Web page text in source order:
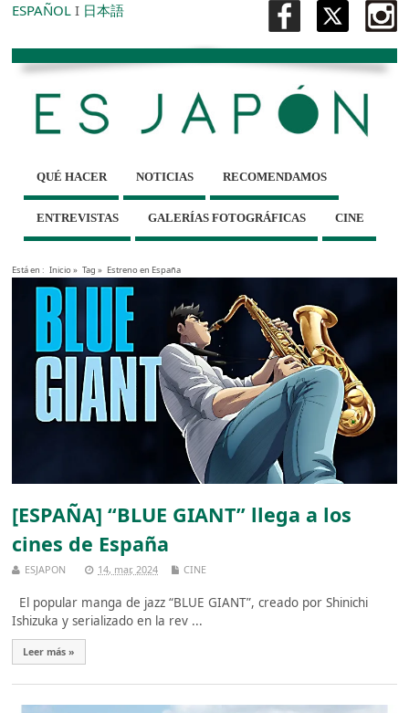
ESPAÑOL I 日本語
QUÉ HACER NOTICIAS RECOMENDAMOS
ENTREVISTAS GALERÍAS FOTOGRÁFICAS CINE
Está en : Inicio» Tag » Estreno en España
[ESPAÑA] “BLUE GIANT” llega a los
cines de España
ESJAPON 14, mar, 2024 CINE
El popular manga de jazz “BLUE GIANT”, creado por Shinichi
Ishizuka y serializado en la rev ...
Leer más »